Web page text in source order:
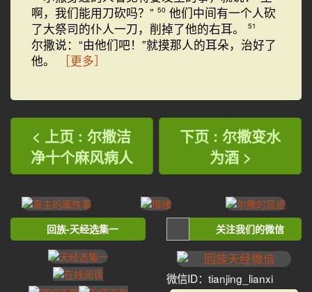
啊，我们能用刀砍吗？” 50 他们中间有一个人砍
了大祭司的仆人一刀，削掉了他的右耳。
51
尔撒说：“由他们吧！”就摸那人的耳朵，治好了
他。
［更多］
< 上页 : 尔撒洁
净十个麻风病人
下页 : 尔撒变水
为酒 >
回族-天经选集一 关注我们的微信
微信ID：tianjing_lianxi